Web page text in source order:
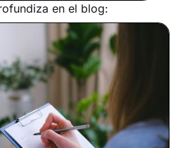
en el blog: